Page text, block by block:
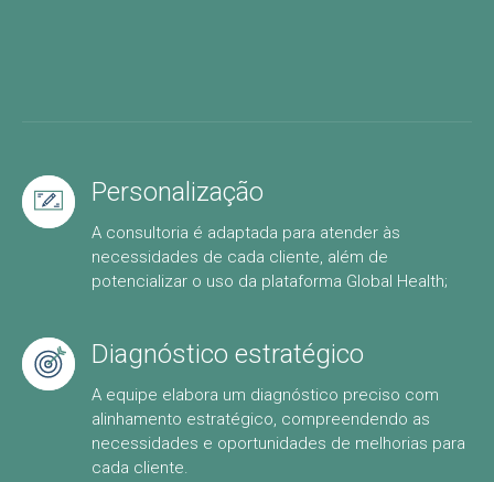
Personalização
A consultoria é adaptada para atender às
necessidades de cada cliente, além de
potencializar o uso da plataforma Global Health;
Diagnóstico estratégico
A equipe elabora um diagnóstico preciso com
alinhamento estratégico, compreendendo as
necessidades e oportunidades de melhorias para
cada cliente.